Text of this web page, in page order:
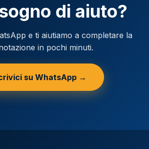
di aiuto?
e ti aiutiamo a completare la
in pochi minuti.
su WhatsApp →